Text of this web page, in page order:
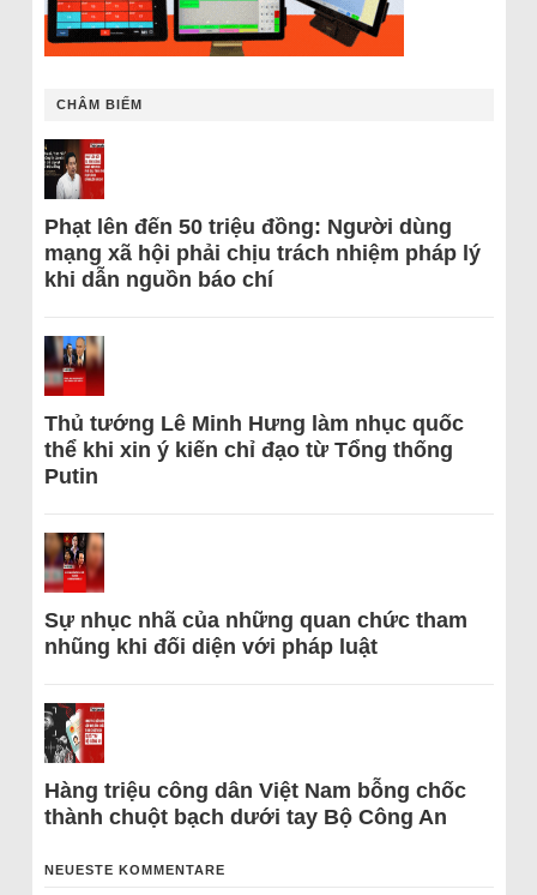
CHÂM BIẾM
Phạt lên đến 50 triệu đồng: Người dùng
mạng xã hội phải chịu trách nhiệm pháp lý
khi dẫn nguồn báo chí
Thủ tướng Lê Minh Hưng làm nhục quốc
thể khi xin ý kiến chỉ đạo từ Tổng thống
Putin
Sự nhục nhã của những quan chức tham
nhũng khi đối diện với pháp luật
Hàng triệu công dân Việt Nam bỗng chốc
thành chuột bạch dưới tay Bộ Công An
NEUESTE KOMMENTARE